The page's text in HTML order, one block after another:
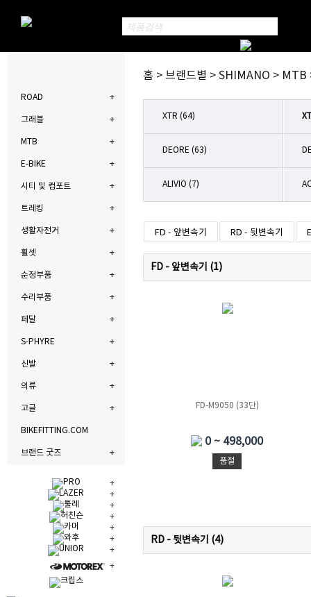
ROAD
그래블
MTB
E-BIKE
시티 및 컴포트
트레킹
생활자전거
휠셋
순정부품
수리부품
페달
S-PHYRE
신발
의류
고글
BIKEFITTING.COM
브랜드 굿즈
홈 > 브랜드별 > SHIMANO >
XTR (64)
DEORE (63)
ALIVIO (7)
FD - 앞변속기 RD - 뒷변속기
FD - 앞변속기 (1)
FD-M9050 (33단)
0 ~ 498,000
품절
RD - 뒷변속기 (4)